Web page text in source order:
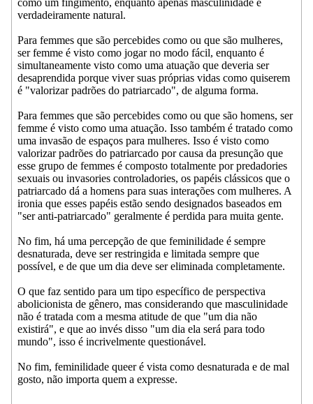
verdadeiramente natural.
Para femmes que são percebides como ou que são mulheres,
ser femme é visto como jogar no modo fácil, enquanto é
simultaneamente visto como uma atuação que deveria ser
desaprendida porque viver suas próprias vidas como quiserem
é "valorizar padrões do patriarcado", de alguma forma.
Para femmes que são percebides como ou que são homens, ser
femme é visto como uma atuação. Isso também é tratado como
uma invasão de espaços para mulheres. Isso é visto como
valorizar padrões do patriarcado por causa da presunção que
esse grupo de femmes é composto totalmente por predadories
sexuais ou invasories controladories, os papéis clássicos que o
patriarcado dá a homens para suas interações com mulheres. A
ironia que esses papéis estão sendo designados baseados em
"ser anti-patriarcado" geralmente é perdida para muita gente.
No fim, há uma percepção de que feminilidade é sempre
desnaturada, deve ser restringida e limitada sempre que
possível, e de que um dia deve ser eliminada completamente.
O que faz sentido para um tipo específico de perspectiva
abolicionista de gênero, mas considerando que masculinidade
não é tratada com a mesma atitude de que "um dia não
existirá", e que ao invés disso "um dia ela será para todo
mundo", isso é incrivelmente questionável.
No fim, feminilidade queer é vista como desnaturada e de mal
gosto, não importa quem a expresse.